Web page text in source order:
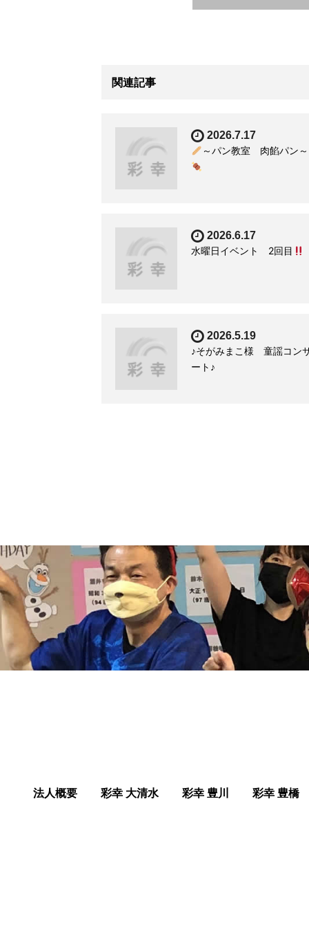
関連記事
2026.7.17
～パン教室 肉餡パン～
2026.6.17
水曜日イベント 2回目
2026.5.19
♪そがみまこ様 童謡コン
ート♪
法人概要 彩幸 大清水 彩幸 豊川 彩幸 豊橋